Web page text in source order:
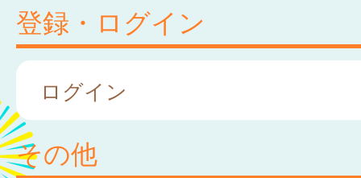
登録・ログイン
ログイン
その他